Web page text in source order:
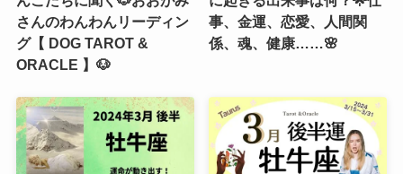
さんのわんわんリーディン
グ【 DOG TAROT &
ORACLE 】🐶
事、金運、恋愛、人間関
係、魂、健康……🌸